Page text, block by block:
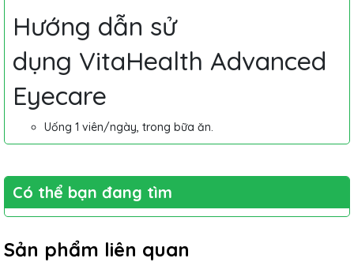
Hướng dẫn sử
dụng VitaHealth Advanced
Eyecare
Uống 1 viên/ngày, trong bữa ăn.
Có thể bạn đang tìm
Sản phẩm liên quan